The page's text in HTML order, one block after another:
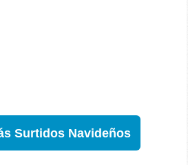
Surtidos Navideños